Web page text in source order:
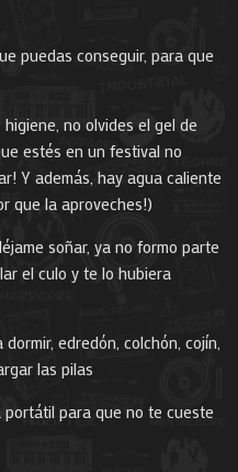
puedas conseguir, para que
no olvides el gel de
estés en un festival no
Y además, hay agua caliente
que la aproveches!)
soñar, ya no formo parte
el culo y te lo hubiera
edredón, colchón, cojín,
las pilas
para que no te cueste